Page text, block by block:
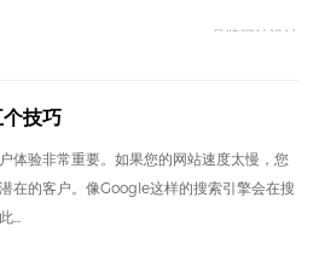
品牌网站设计
技巧
体验非常重要。如果您的网站速度太慢，您
在的客户。像Google这样的搜索引擎会在搜